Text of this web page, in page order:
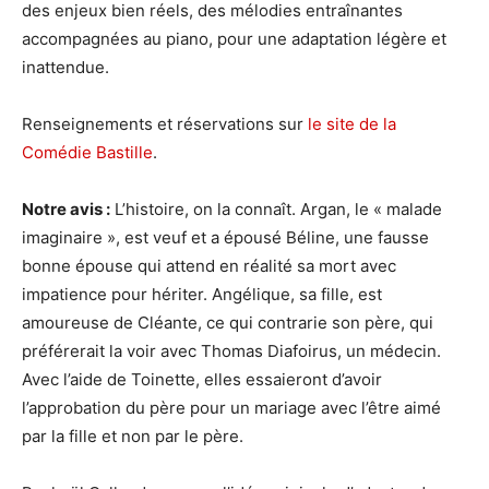
des enjeux bien réels, des mélodies entraînantes
accompagnées au piano, pour une adaptation légère et
inattendue.
Renseignements et réservations sur le site de la
Comédie Bastille.
Notre avis : L’histoire, on la connaît. Argan, le « malade
imaginaire », est veuf et a épousé Béline, une fausse
bonne épouse qui attend en réalité sa mort avec
impatience pour hériter. Angélique, sa fille, est
amoureuse de Cléante, ce qui contrarie son père, qui
préférerait la voir avec Thomas Diafoirus, un médecin.
Avec l’aide de Toinette, elles essaieront d’avoir
l’approbation du père pour un mariage avec l’être aimé
par la fille et non par le père.